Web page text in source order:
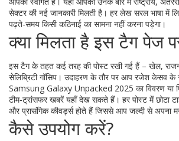
सेक्टर की नई जानकारी मिलती है। हर लेख सरल भाषा में
पढ़ते‑समय किसी कठिनाई का सामना नहीं करना पड़ेगा।
क्या मिलता है इस टैग पेज
इस टैग के तहत कई तरह की पोस्ट रखी गई हैं – खेल,
सेलिब्रिटी गॉसिप। उदाहरण के तौर पर आप रजेश केसव के
Samsung Galaxy Unpacked 2025 का विवरण या
टीम‑ट्रांसफर खबरें यहाँ देख सकते हैं। हर पोस्ट में छोटा
और प्रासंगिक कीवर्ड्स होते हैं जिससे आप जल्दी से
कैसे उपयोग करें?